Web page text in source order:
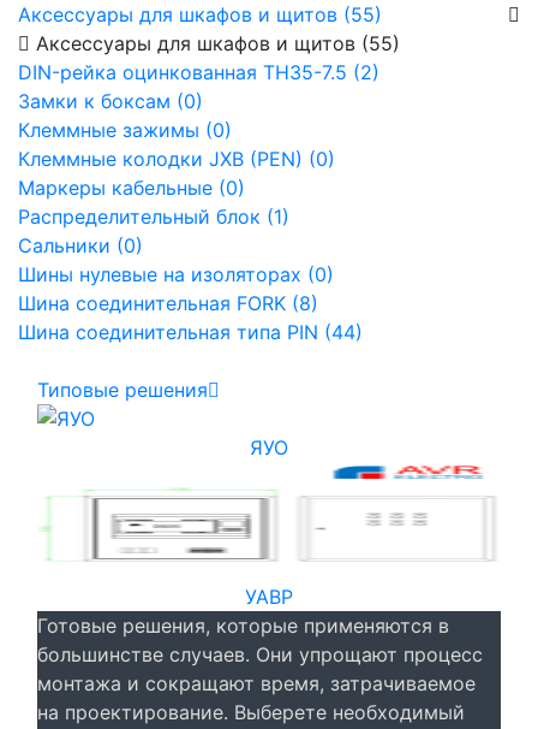
Аксессуары для шкафов и щитов (55)
Аксессуары для шкафов и щитов (55)
DIN-рейка оцинкованная TH35-7.5 (2)
Замки к боксам (0)
Клеммные зажимы (0)
Клеммные колодки JXB (PEN) (0)
Маркеры кабельные (0)
Распределительный блок (1)
Сальники (0)
Шины нулевые на изоляторах (0)
Шина соединительная FORK (8)
Шина соединительная типа PIN (44)
Типовые решения
ЯУО
УАВР
Готовые решения, которые применяются в
большинстве случаев. Они упрощают процесс
монтажа и сокращают время, затрачиваемое
на проектирование. Выберете необходимый